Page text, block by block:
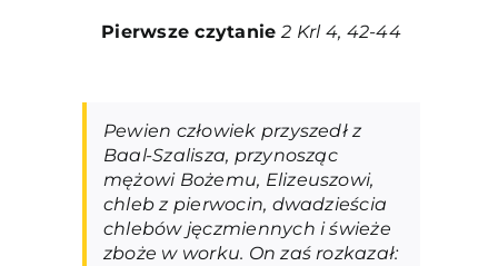
Pierwsze czytanie2 Krl 4, 42-44
Pewien człowiek przyszedł z
Baal-Szalisza, przynosząc
mężowi Bożemu, Elizeuszowi,
chleb z pierwocin, dwadzieścia
chlebów jęczmiennych i świeże
zboże w worku. On zaś rozkazał: